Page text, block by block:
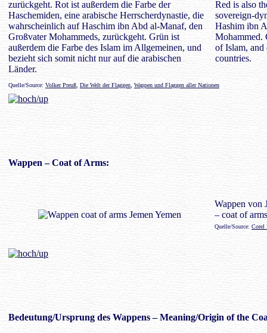
zurückgeht. Rot ist außerdem die Farbe der
Haschemiden, eine arabische Herrscherdynastie, die
wahrscheinlich auf Haschim ibn Abd al-Manaf, den
Großvater Mohammeds, zurückgeht. Grün ist
außerdem die Farbe des Islam im Allgemeinen, und
bezieht sich somit nicht nur auf die arabischen
Länder.
Red is also
sovereign-
Hashim ibn
Mohammed.
of Islam, and
countries.
Quelle/Source: Volker Preuß Die Welt der Flaggen Wappen und Flaggen aller Nationen
Wappen – Coat of Arms:
Wappen von
– coat of
Quelle/Source: Corel
Bedeutung/Ursprung des Wappens– Meaning/Origin of the